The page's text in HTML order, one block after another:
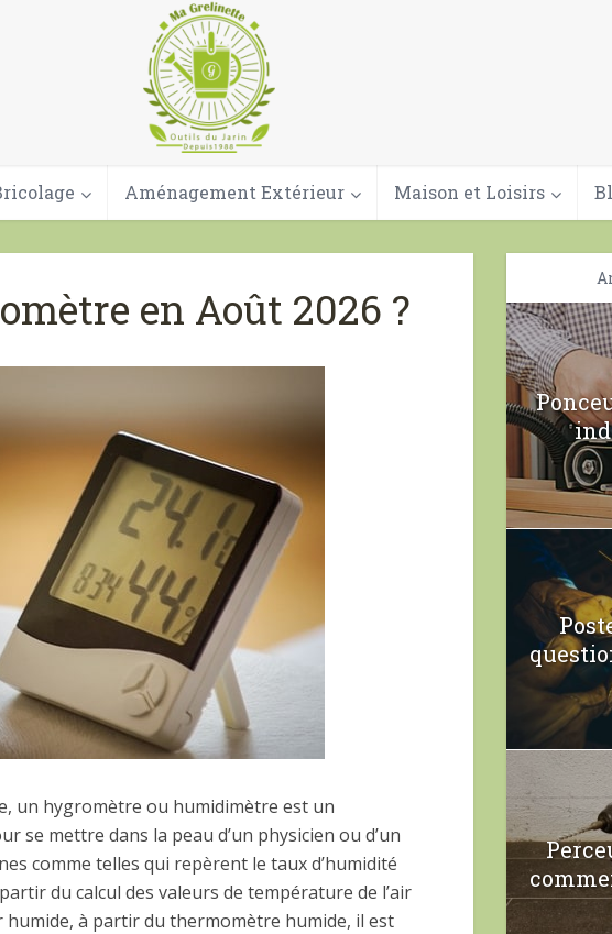
Aménagement Extérieur Maison et Loisirs
en Août 2026 ?
un hygromètre ou humidimètre est un
se mettre dans la peau d’un physicien ou d’un
comme telles qui repèrent le taux d’humidité
du calcul des valeurs de température de l’air
humide, à partir du thermomètre humide, il est